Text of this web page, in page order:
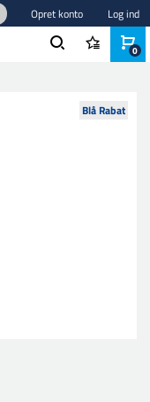
Opret konto Log ind
Blå Rabat
0